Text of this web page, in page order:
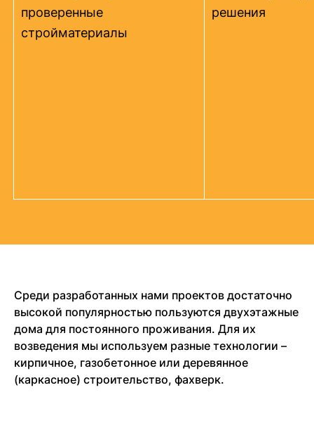
проверенные
стройматериалы
решения
Среди разработанных нами проектов достаточно
высокой популярностью пользуются двухэтажные
дома для постоянного проживания. Для их
возведения мы используем разные технологии –
кирпичное, газобетонное или деревянное
(каркасное) строительство, фахверк.